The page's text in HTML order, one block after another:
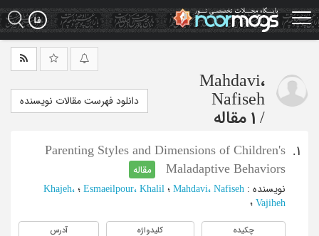
Skip
to
main
Mahdavi،
Nafiseh
/ 1 مقاله
دانلود فهرست مقالات نویسنده
1.
Parenting Styles and Dimensions of Children's
Maladaptive Behaviors
مقاله
نویسنده : Mahdavi، Nafiseh ؛ Esmaeilpour، Khalil ؛ Khajeh،
Vajiheh ؛
چکیده کلیدواژه آدرس